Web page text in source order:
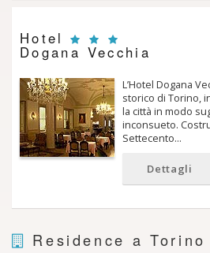
Hotel
Dogana Vecchia
L’Hotel Dogana
storico di Torino,
la città in modo
inconsueto.
Settecento…
Dettagli
Residence a Torino